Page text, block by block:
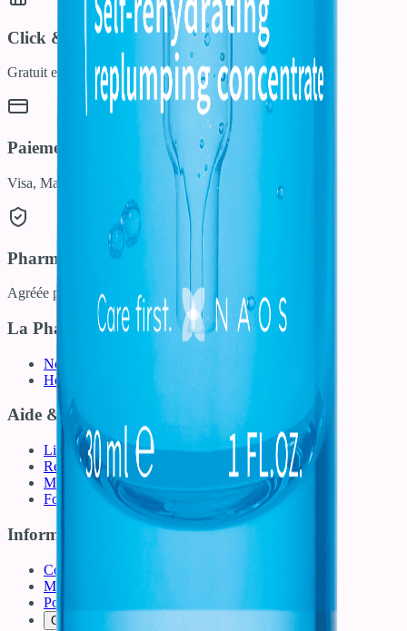
Click & Collect
Gratuit en pharmacie
Paiement Sécurisé
Visa, Mastercard, Apple Pay
Pharmacie Française
Agréée par le Ministère de la Santé
La Pharmacie
Nous contacter
Horaires & Accès
Aide & Services
Livraison et frais de port
Retours et remboursements
Moyens de paiement
Foire Aux Questions (FAQ)
Informations Légales
Conditions Générales de Vente
Mentions légales
Politique des cookies
Gestion des cookies